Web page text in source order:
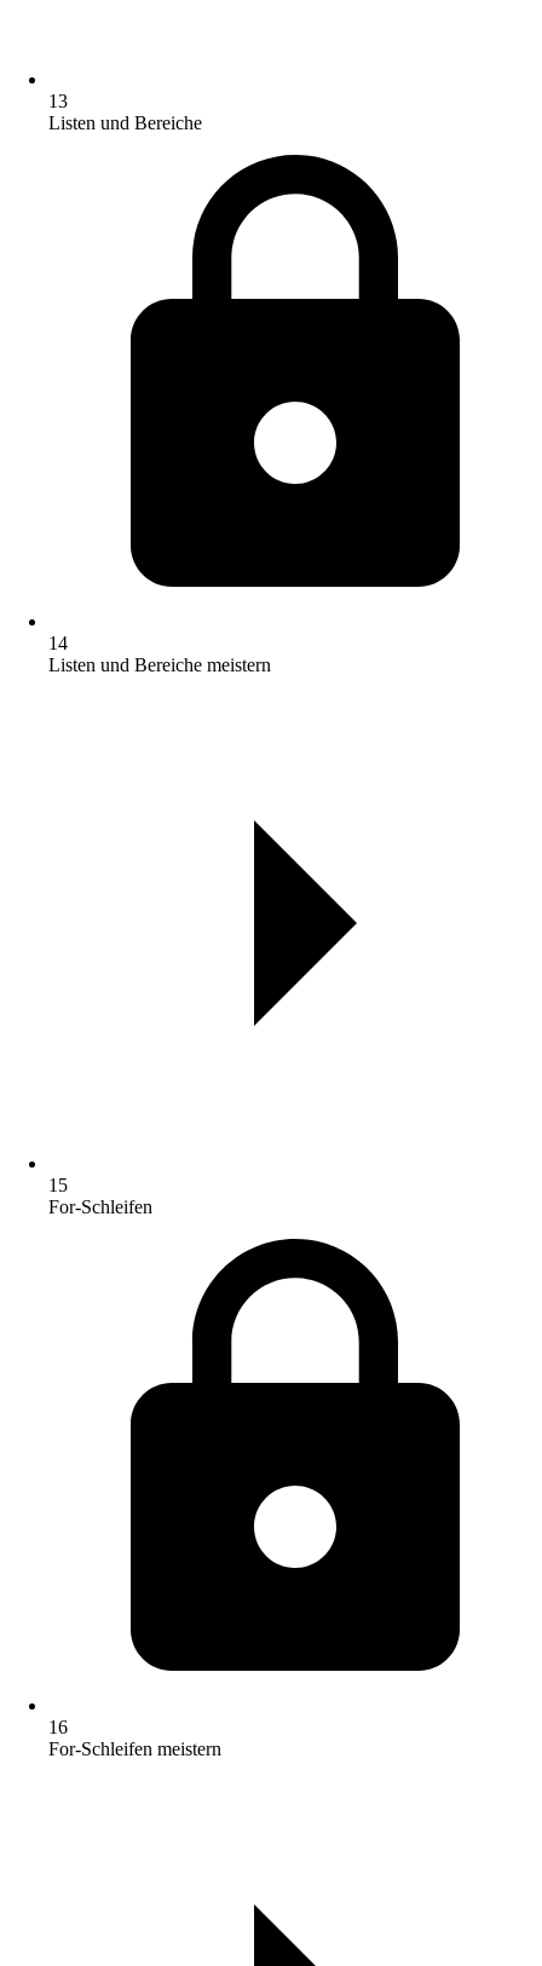
13
Listen und Bereiche
14
Listen und Bereiche meistern
15
For-Schleifen
16
For-Schleifen meistern